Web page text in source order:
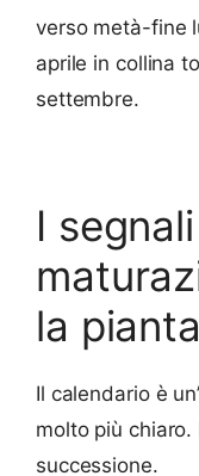
verso metà-fine
aprile in collina
settembre.
I
la pianta
Il calendario è
molto più chiaro.
successione.